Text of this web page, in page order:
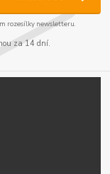
rozesílky newsletteru.
za 14 dní.